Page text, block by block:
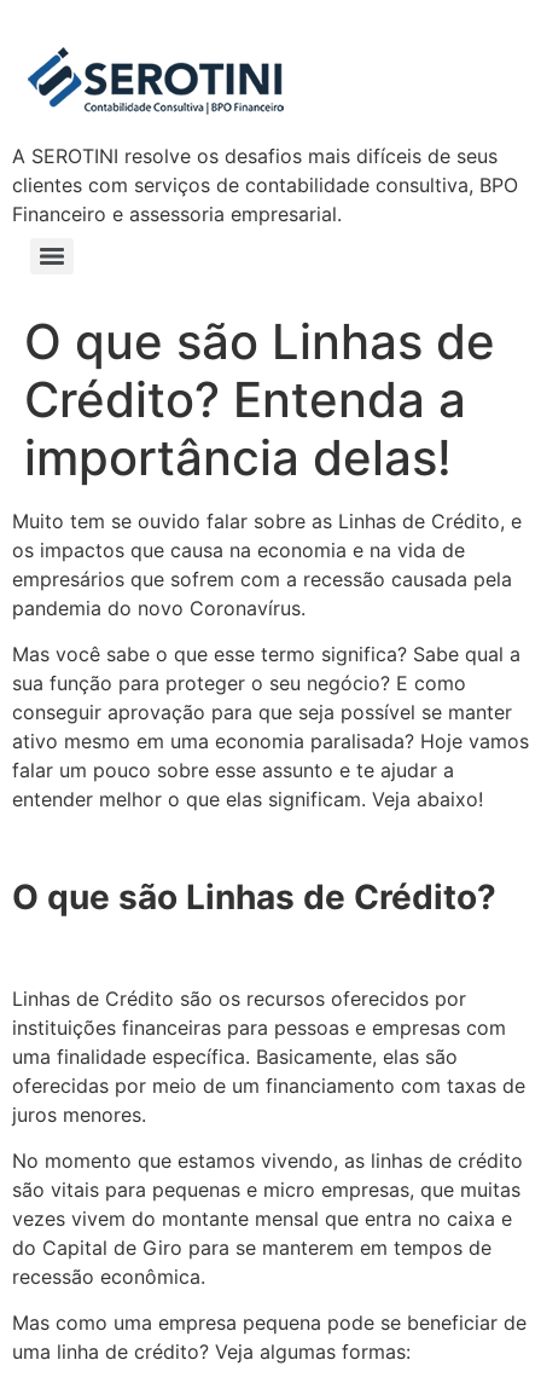
A SEROTINI resolve os desafios mais difíceis de seus
clientes com serviços de contabilidade consultiva, BPO
Financeiro e assessoria empresarial.
O que são Linhas de
Crédito? Entenda a
importância delas!
Muito tem se ouvido falar sobre as Linhas de Crédito, e
os impactos que causa na economia e na vida de
empresários que sofrem com a recessão causada pela
pandemia do novo Coronavírus.
Mas você sabe o que esse termo significa? Sabe qual a
sua função para proteger o seu negócio? E como
conseguir aprovação para que seja possível se manter
ativo mesmo em uma economia paralisada? Hoje vamos
falar um pouco sobre esse assunto e te ajudar a
entender melhor o que elas significam. Veja abaixo!
O que são Linhas de Crédito?
Linhas de Crédito são os recursos oferecidos por
instituições financeiras para pessoas e empresas com
uma finalidade específica. Basicamente, elas são
oferecidas por meio de um financiamento com taxas de
juros menores.
No momento que estamos vivendo, as linhas de crédito
são vitais para pequenas e micro empresas, que muitas
vezes vivem do montante mensal que entra no caixa e
do Capital de Giro para se manterem em tempos de
recessão econômica.
Mas como uma empresa pequena pode se beneficiar de
uma linha de crédito? Veja algumas formas: